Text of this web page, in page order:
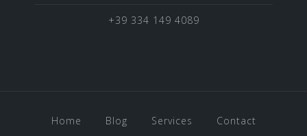
+39 334 149 4089
Home Blog Services Contact